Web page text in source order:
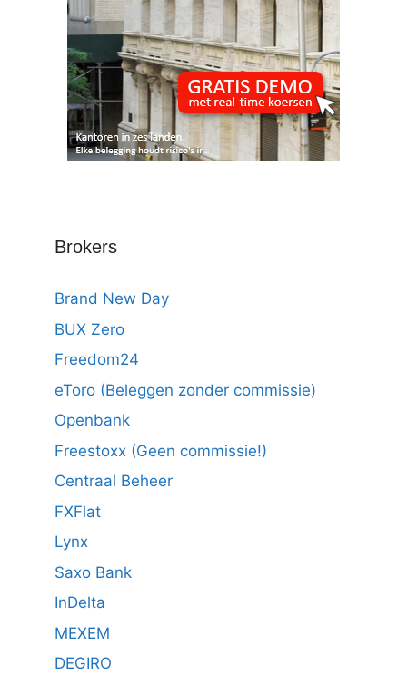
Brokers
Brand New Day
BUX Zero
Freedom24
eToro (Beleggen zonder commissie)
Openbank
Freestoxx (Geen commissie!)
Centraal Beheer
FXFlat
Lynx
Saxo Bank
InDelta
MEXEM
DEGIRO